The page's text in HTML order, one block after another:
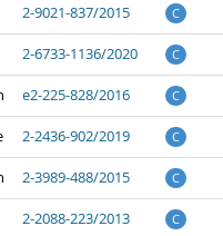
2-9021-837/2015 C
2-6733-1136/2020 C
e2-225-828/2016 C
2-2436-902/2019 C
2-3989-488/2015 C
2-2088-223/2013 C